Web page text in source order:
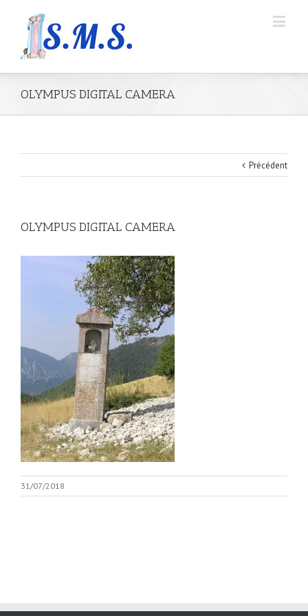
OLYMPUS DIGITAL CAMERA
Précédent
OLYMPUS DIGITAL CAMERA
31/07/2018